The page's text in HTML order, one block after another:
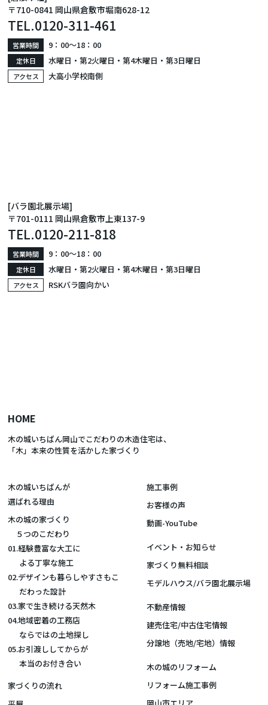
〒710-0841 岡山県倉敷市堀南628-12
TEL.0120-311-461
営業時間 9：00〜18：00
定休日 水曜日・第2火曜日・第4木曜日・第3日曜日
アクセス 大高小学校南側
[バラ園北展示場]
〒701-0111 岡山県倉敷市上東137-9
TEL.0120-211-818
営業時間 9：00〜18：00
定休日 水曜日・第2火曜日・第4木曜日・第3日曜日
アクセス RSKバラ園向かい
HOME
木の城いちばん岡山でこだわりの木造住宅は、
「木」本来の性質を活かした家づくり
木の城いちばんが
選ばれる理由
木の城の家づくり
５つのこだわり
01.経験豊富な大工に
よる丁寧な施工
02.デザインも暮らしやすさもこ
だわった設計
03.家で生き続ける天然木
04.地域密着の工務店
ならではの土地探し
05.お引渡ししてからが
本当のお付き合い
家づくりの流れ
施工事例
お客様の声
動画-YouTube
イベント・お知らせ
家づくり無料相談
モデルハウス/バラ園北展示場
不動産情報
建売住宅/中古住宅情報
分譲地（売地/宅地）情報
木の城のリフォーム
リフォーム施工事例